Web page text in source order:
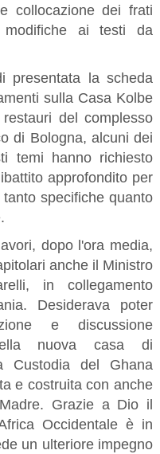
collocazione dei frati
modifiche ai testi da
presentata la scheda
sulla Casa Kolbe
del complesso
di Bologna, alcuni dei
temi hanno richiesto
approfondito per
specifiche quanto
dopo l'ora media,
anche il Ministro
in collegamento
Desiderava poter
e discussione
nuova casa di
Custodia del Ghana
e costruita con anche
Grazie a Dio il
Occidentale è in
un ulteriore impegno